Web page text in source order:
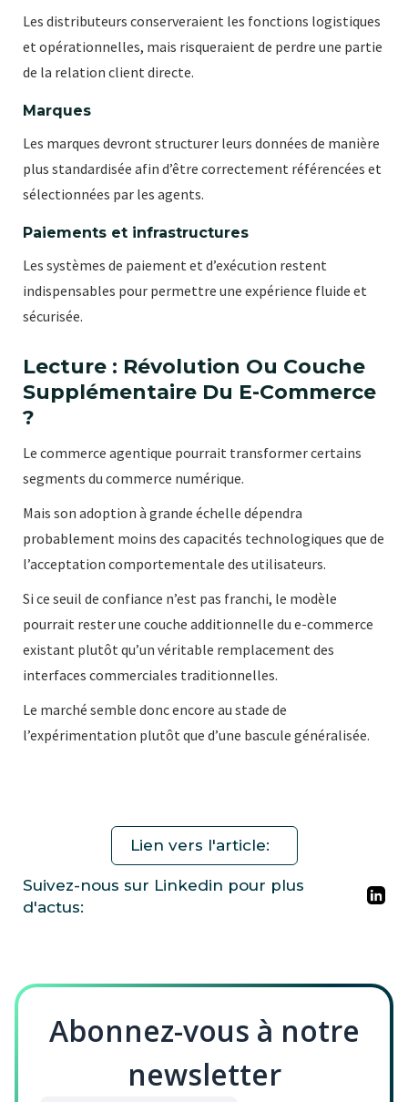
Les distributeurs conserveraient les fonctions logistiques
et opérationnelles, mais risqueraient de perdre une partie
de la relation client directe.
Marques
Les marques devront structurer leurs données de manière
plus standardisée afin d’être correctement référencées et
sélectionnées par les agents.
Paiements et infrastructures
Les systèmes de paiement et d’exécution restent
indispensables pour permettre une expérience fluide et
sécurisée.
Lecture : Révolution Ou Couche
Supplémentaire Du E-Commerce
?
Le commerce agentique pourrait transformer certains
segments du commerce numérique.
Mais son adoption à grande échelle dépendra
probablement moins des capacités technologiques que de
l’acceptation comportementale des utilisateurs.
Si ce seuil de confiance n’est pas franchi, le modèle
pourrait rester une couche additionnelle du e-commerce
existant plutôt qu’un véritable remplacement des
interfaces commerciales traditionnelles.
Le marché semble donc encore au stade de
l’expérimentation plutôt que d’une bascule généralisée.
Lien vers l'article:
Suivez-nous sur Linkedin pour plus
d'actus:
Abonnez-vous à notre
newsletter